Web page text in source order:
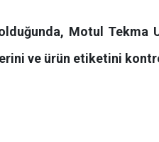
Motul
ve ürün etiketini